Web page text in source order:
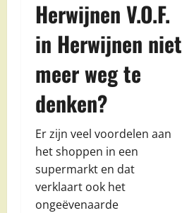
Herwijnen V.O.F.
in Herwijnen niet
meer weg te
denken?
Er zijn veel voordelen aan
het shoppen in een
supermarkt en dat
verklaart ook het
ongeëvenaarde